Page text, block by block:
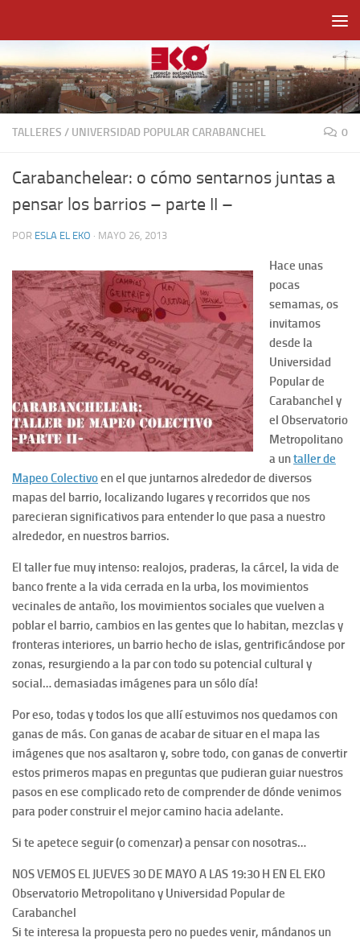
TALLERES / UNIVERSIDAD POPULAR CARABANCHEL 0
Carabanchelear: o cómo sentarnos juntas a
pensar los barrios – parte II –
POR ESLA EL EKO · MAYO 26, 2013
Hace unas
pocas
semamas, os
invitamos
desde la
Universidad
Popular de
Carabanchel y
el Observatorio
Metropolitano
a untaller de
Mapeo Colectivoen el que juntarnosalrededor de diversos
mapas del barrio, localizando lugares y recorridos que nos
parecieran significativos para entender lo que pasa a nuestro
alrededor, en nuestros barrios.
El taller fue muy intenso: realojos, praderas, la cárcel, la vida de
banco frente a la vida cerrada en la urba, los movimientos
vecinales de antaño, los movimientos sociales que vuelven a
poblar el barrio, cambios en las gentes que lo habitan, mezclas y
fronteras interiores, un barrio hecho de islas, gentrificándose por
zonas, resurgiendo a la par con todo su potencial cultural y
social… demasiadas imágenes para un sólo día!
Por eso, todas y todos los que allí estuvimos nos quedamos con
ganas de más. Con ganas de acabar de situar en el mapa las
imágenes que nos asaltaron y, sobre todo, con ganas de convertir
estos primeros mapas en preguntas que pudieran guiar nuestros
pasos en ese complicado reto de comprender de dónde venimos
para poder construir el mejor camino hacia adelante.
Si te apetece seguir (o comenzar) a pensar con nosotras…
NOS VEMOS EL JUEVES 30 DE MAYO A LAS 19:30 H EN EL EKO
Observatorio Metropolitano y Universidad Popular de
Carabanchel
Si te interesa la propuesta pero no puedes venir, mándanos un